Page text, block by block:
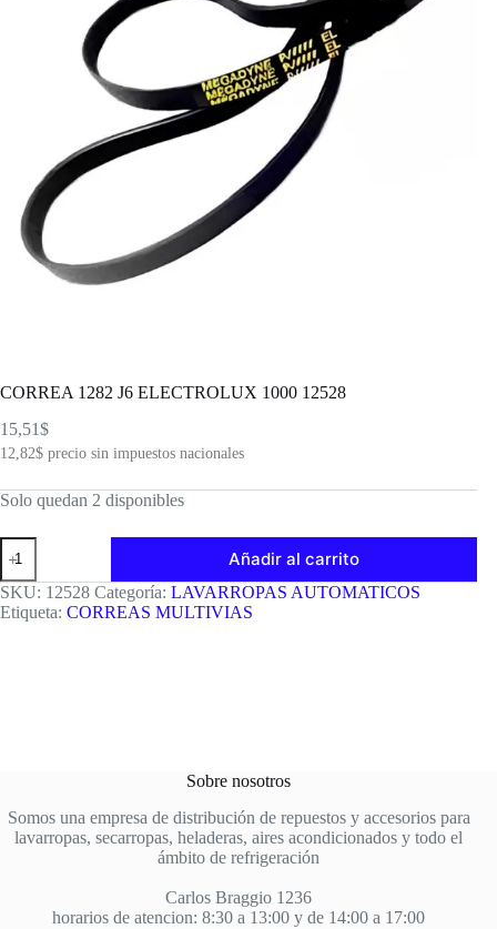
CORREA 1282 J6 ELECTROLUX 1000 12528
15,51$
12,82$ precio sin impuestos nacionales
Solo quedan 2 disponibles
CORREA
1282
J6
ELECTROLUX
1000
Añadir al carrito
SKU: 12528 Categoría: LAVARROPAS AUTOMATICOS
Etiqueta: CORREAS MULTIVIAS
Sobre nosotros
Somos una empresa de distribución de repuestos y accesorios para
lavarropas, secarropas, heladeras, aires acondicionados y todo el
ámbito de refrigeración
Carlos Braggio 1236
horarios de atencion: 8:30 a 13:00 y de 14:00 a 17:00